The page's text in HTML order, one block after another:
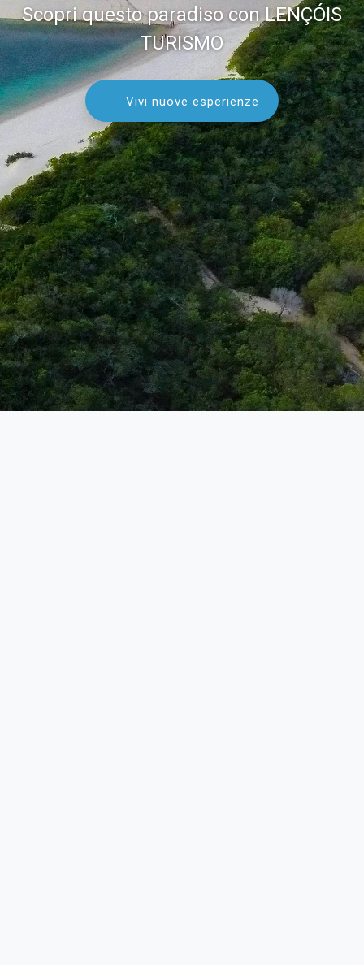
Scopri questo paradiso con LENÇÓIS
TURISMO
Vivi nuove esperienze